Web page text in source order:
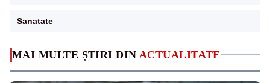
MAI MULTE ȘTIRI DIN ACTUALITATE
Sanatate